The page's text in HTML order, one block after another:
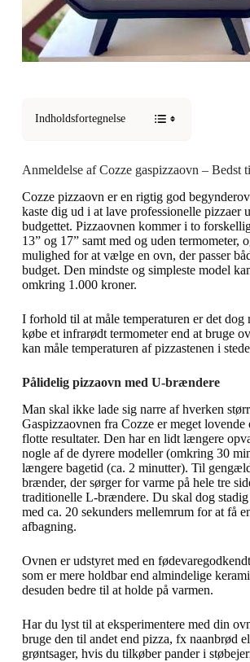
Indholdsfortegnelse
Anmeldelse af Cozze gaspizzaovn – Bedst
Cozze pizzaovn er en rigtig god
kaste dig ud i at lave professionelle pizzaer
budgettet. Pizzaovnen kommer i to
13” og 17” samt med og uden termometer,
mulighed for at vælge en ovn, der passer
budget. Den mindste og simpleste model
omkring 1.000 kroner.
I forhold til at måle temperaturen er det dog
købe et infrarødt termometer end at bruge
kan måle temperaturen af pizzastenen i
Pålidelig pizzaovn med U-brændere
Man skal ikke lade sig narre af hverken
Gaspizzaovnen fra Cozze er meget
flotte resultater. Den har en lidt længere
nogle af de dyrere modeller (omkring 30
længere bagetid (ca. 2 minutter). Til
brænder, der sørger for varme på hele tre
traditionelle L-brændere. Du skal dog stadig
med ca. 20 sekunders mellemrum for at få
afbagning.
Ovnen er udstyret med en
som er mere holdbar end almindelige
desuden bedre til at holde på varmen.
Har du lyst til at eksperimentere med din
bruge den til andet end pizza, fx naanbrød
grøntsager, hvis du tilkøber pander i